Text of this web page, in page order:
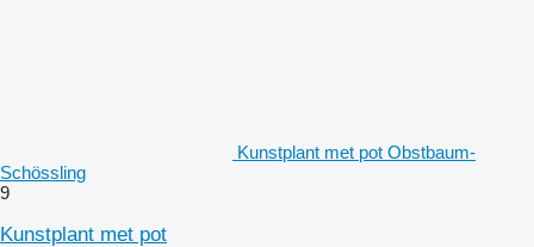
Kunstplant met pot Obstbaum-
Schössling
9
Kunstplant met pot